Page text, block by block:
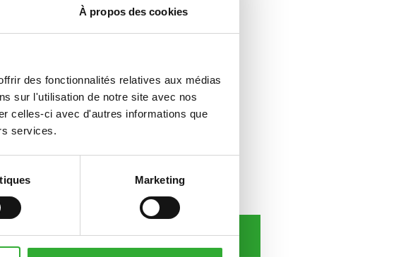
À propos des cookies
des fonctionnalités relatives aux médias
sur l'utilisation de notre site avec nos
celles-ci avec d'autres informations que
services.
Marketing
TÉLÉCHARGEZ LE MANUEL